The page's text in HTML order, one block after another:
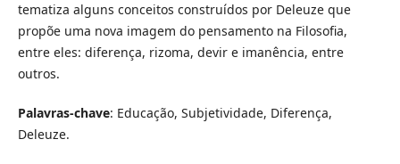
tematiza alguns conceitos construídos por Deleuze que
propõe uma nova imagem do pensamento na Filosofia,
entre eles: diferença, rizoma, devir e imanência, entre
outros.
Palavras-chave: Educação, Subjetividade, Diferença,
Deleuze.